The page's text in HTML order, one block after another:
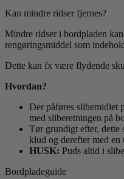
Kan mindre ridser fjernes?
Mindre ridser i bordpladen
rengøringsmiddel som
Dette kan fx være flydende
Hvordan?
Der påføres slibemidlet
med sliberetningen på
Tør grundigt efter, dette
klud og derefter med en
HUSK: Puds altid i
Bordpladeguide